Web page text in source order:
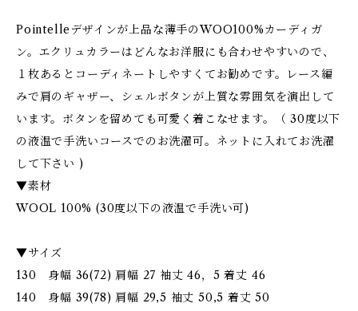
Pointelleデザインが上品な薄手のWOO100%カーディガ
ン。エクリュカラーはどんなお洋服にも合わせやすいので、
１枚あるとコーディネートしやすくてお勧めです。レース編
みで肩のギャザー、シェルボタンが上質な雰囲気を演出して
います。ボタンを留めても可愛く着こなせます。（ 30度以下
の液温で手洗いコースでのお洗濯可。ネットに入れてお洗濯
して下さい )
▼素材
WOOL 100% (30度以下の液温で手洗い可)
▼サイズ
130 身幅 36(72) 肩幅 27 袖丈 46，5 着丈 46
140 身幅 39(78) 肩幅 29,5 袖丈 50,5 着丈 50